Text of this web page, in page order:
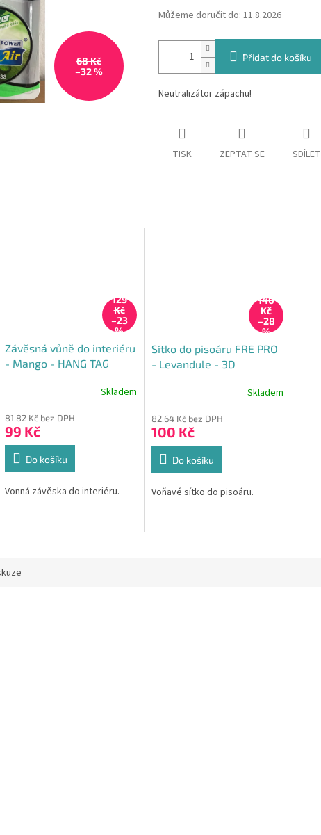
68 Kč
–32 %
Můžeme doručit do: 11.8.2026
Přidat do košíku
Neutralizátor zápachu!
TISK ZEPTAT SE SDÍLET
129
Kč
–23
%
Závěsná vůně do interiéru
- Mango - HANG TAG
Skladem
81,82 Kč bez DPH
99 Kč
Do košíku
Vonná závěska do interiéru.
140
Kč
–28
%
Sítko do pisoáru FRE PRO
- Levandule - 3D
Skladem
82,64 Kč bez DPH
100 Kč
Do košíku
Voňavé sítko do pisoáru.